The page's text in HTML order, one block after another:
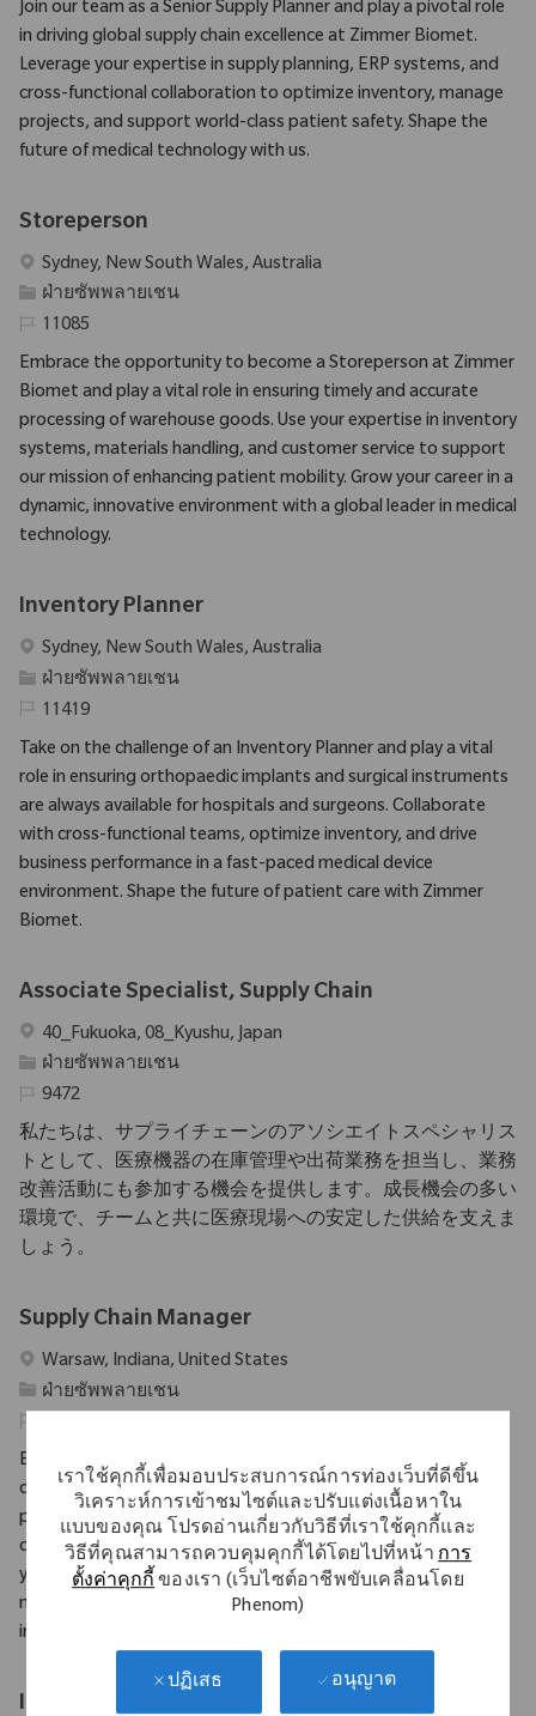
เราใช้คุกกี้เพื่อมอบประสบการณ์การท่องเว็บที่ดีขึ้น
วิเคราะห์การเข้าชมไซต์และปรับแต่งเนื้อหาใน
แบบของคุณ โปรดอ่านเกี่ยวกับวิธีที่เราใช้คุกกี้และ
วิธีที่คุณสามารถควบคุมคุกกี้ได้โดยไปที่หน้าการ
ตั้งค่าคุกกี้ของเรา (เว็บไซต์อาชีพขับเคลื่อนโดย
Phenom)
ปฏิเสธ อนุญาต
Join our team as a Senior Supply Planner and play a pivotal role
in driving global supply chain excellence at Zimmer Biomet.
Leverage your expertise in supply planning, ERP systems, and
cross-functional collaboration to optimize inventory, manage
projects, and support world-class patient safety. Shape the
future of medical technology with us.
Storeperson
สถานที่
Sydney, New South Wales, Australia
ประเภท
ฝ่ายซัพพลายเชน
รหัสที่จําเป็น
11085
Embrace the opportunity to become a Storeperson at Zimmer
Biomet and play a vital role in ensuring timely and accurate
processing of warehouse goods. Use your expertise in inventory
systems, materials handling, and customer service to support
our mission of enhancing patient mobility. Grow your career in a
dynamic, innovative environment with a global leader in medical
technology.
Inventory Planner
สถานที่
Sydney, New South Wales, Australia
ประเภท
ฝ่ายซัพพลายเชน
รหัสที่จําเป็น
11419
Take on the challenge of an Inventory Planner and play a vital
role in ensuring orthopaedic implants and surgical instruments
are always available for hospitals and surgeons. Collaborate
with cross-functional teams, optimize inventory, and drive
business performance in a fast-paced medical device
environment. Shape the future of patient care with Zimmer
Biomet.
Associate Specialist, Supply Chain
สถานที่
40_Fukuoka, 08_Kyushu, Japan
ประเภท
ฝ่ายซัพพลายเชน
รหัสที่จําเป็น
9472
私たちは、サプライチェーンのアソシエイトスペシャリス
トとして、医療機器の在庫管理や出荷業務を担当し、業務
改善活動にも参加する機会を提供します。成長機会の多い
環境で、チームと共に医療現場への安定した供給を支えま
しょう。
Supply Chain Manager
สถานที่
Warsaw, Indiana, United States
ประเภท
ฝ่ายซัพพลายเชน
Embrace the role of a Supply Chain Manager and drive
operational excellence across multiple plant locations. Lead
planning, process standardization, and cross-functional
collaboration to ensure seamless supply chain performance. If
you have strong leadership skills and expertise in supply chain
management, this is your opportunity to make a significant
impact in a global medical technology leader.
Inventory Control Coordinator